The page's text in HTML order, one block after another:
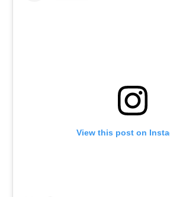
View this post on